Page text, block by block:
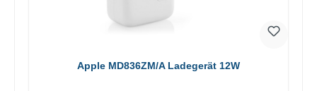
Apple MD836ZM/A Ladegerät 12W